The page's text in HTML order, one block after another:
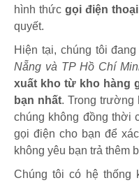
hình thức gọi điện thoại
quyết.
Hiện tại, chúng tôi
Nẵng và TP Hồ Chí
xuất kho từ kho hàng
bạn nhất. Trong trường
chúng không đồng thời
gọi điện cho bạn để
không yêu bạn trả thêm
Chúng tôi có hệ thống